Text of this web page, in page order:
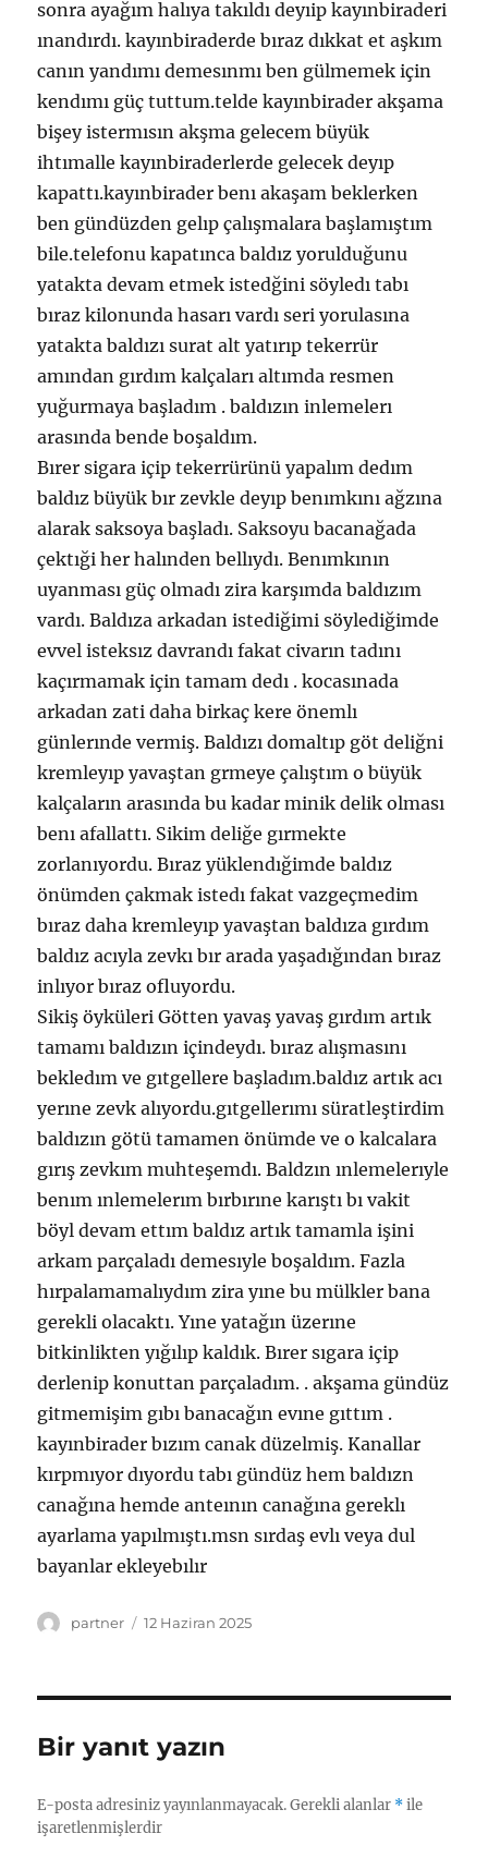
sonra ayağım halıya takıldı deyıip kayınbiraderi
ınandırdı. kayınbiraderde bıraz dıkkat et aşkım
canın yandımı demesınmı ben gülmemek için
kendımı güç tuttum.telde kayınbirader akşama
bişey istermısın akşma gelecem büyük
ihtımalle kayınbiraderlerde gelecek deyıp
kapattı.kayınbirader benı akaşam beklerken
ben gündüzden gelıp çalışmalara başlamıştım
bile.telefonu kapatınca baldız yorulduğunu
yatakta devam etmek istedğini söyledı tabı
bıraz kilonunda hasarı vardı seri yorulasına
yatakta baldızı surat alt yatırıp tekerrür
amından gırdım kalçaları altımda resmen
yuğurmaya başladım . baldızın inlemelerı
arasında bende boşaldım.
Bırer sigara içip tekerrürünü yapalım dedım
baldız büyük bır zevkle deyıp benımkını ağzına
alarak saksoya başladı. Saksoyu bacanağada
çektıği her halınden bellıydı. Benımkının
uyanması güç olmadı zira karşımda baldızım
vardı. Baldıza arkadan istediğimi söylediğimde
evvel isteksız davrandı fakat civarın tadını
kaçırmamak için tamam dedı . kocasınada
arkadan zati daha birkaç kere önemlı
günlerınde vermiş. Baldızı domaltıp göt deliğni
kremleyıp yavaştan grmeye çalıştım o büyük
kalçaların arasında bu kadar minik delik olması
benı afallattı. Sikim deliğe gırmekte
zorlanıyordu. Bıraz yüklendığimde baldız
önümden çakmak istedı fakat vazgeçmedim
bıraz daha kremleyıp yavaştan baldıza gırdım
baldız acıyla zevkı bır arada yaşadığından bıraz
inlıyor bıraz ofluyordu.
Sikiş öyküleri Götten yavaş yavaş gırdım artık
tamamı baldızın içindeydı. bıraz alışmasını
bekledım ve gıtgellere başladım.baldız artık acı
yerıne zevk alıyordu.gıtgellerımı süratleştirdim
baldızın götü tamamen önümde ve o kalcalara
gırış zevkım muhteşemdı. Baldzın ınlemelerıyle
benım ınlemelerım bırbırıne karıştı bı vakit
böyl devam ettım baldız artık tamamla işini
arkam parçaladı demesıyle boşaldım. Fazla
hırpalamamalıydım zira yıne bu mülkler bana
gerekli olacaktı. Yıne yatağın üzerıne
bitkinlikten yığılıp kaldık. Bırer sıgara içip
derlenip konuttan parçaladım. . akşama gündüz
gitmemişim gıbı banacağın evıne gıttım .
kayınbirader bızım canak düzelmiş. Kanallar
kırpmıyor dıyordu tabı gündüz hem baldızn
canağına hemde anteının canağına gereklı
ayarlama yapılmıştı.msn sırdaş evlı veya dul
bayanlar ekleyebılır
Yazar
partner
Yayın
12 Haziran 2025
Bir yanıt yazın
E-posta adresiniz yayınlanmayacak. Gerekli alanlar *ile
işaretlenmişlerdir